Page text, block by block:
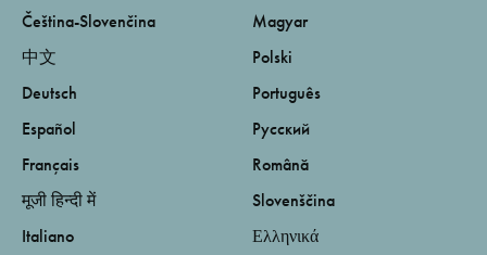
Čeština-Slovenčina
中文
Deutsch
Español
Français
मूजी हिन्दी में
Italiano
Magyar
Polski
Português
Русский
Română
Slovenščina
Ελληνικά